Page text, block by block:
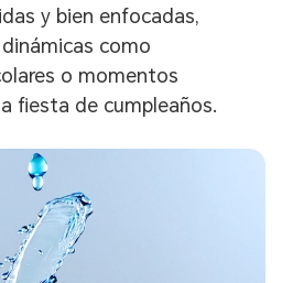
y bien enfocadas,
como
o momentos
fiesta de cumpleaños.